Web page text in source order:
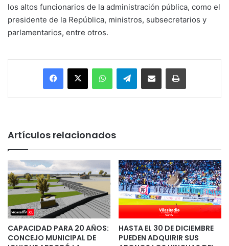
los altos funcionarios de la administración pública, como el
presidente de la República, ministros, subsecretarios y
parlamentarios, entre otros.
Facebook
X WhatsAppTelegramEnviar vía email Imprimir
Artículos relacionados
CAPACIDAD PARA 20 AÑOS:
CONCEJO MUNICIPAL DE
HASTA EL 30 DE DICIEMBRE
PUEDEN ADQUIRIR SUS